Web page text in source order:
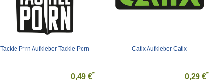
Tackle P*rn Aufkleber Tackle Porn
0,49 €*
Catix Aufkleber Catix
0,29 €*